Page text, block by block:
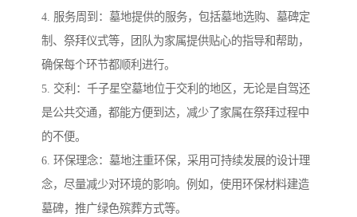
4. 服务周到：墓地提供的服务，包括墓地选购、墓碑定
制、祭拜仪式等，团队为家属提供贴心的指导和帮助，
确保每个环节都顺利进行。
5. 交利：千子星空墓地位于交利的地区，无论是自驾还
是公共交通，都能方便到达，减少了家属在祭拜过程中
的不便。
6. 环保理念：墓地注重环保，采用可持续发展的设计理
念，尽量减少对环境的影响。例如，使用环保材料建造
墓碑，推广绿色殡葬方式等。